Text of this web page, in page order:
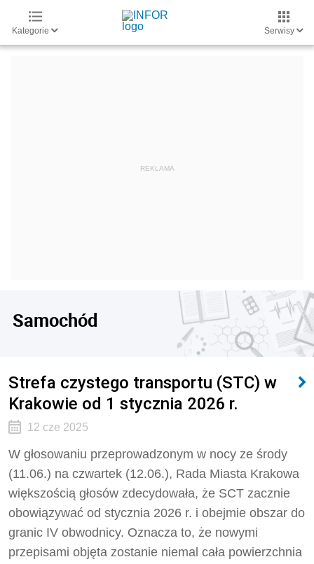
Kategorie Serwisy
Samochód
Strefa czystego transportu (STC) w
Krakowie od 1 stycznia 2026 r.
12 cze 2025
W głosowaniu przeprowadzonym w nocy ze środy
(11.06.) na czwartek (12.06.), Rada Miasta Krakowa
większością głosów zdecydowała, że SCT zacznie
obowiązywać od stycznia 2026 r. i obejmie obszar do
granic IV obwodnicy. Oznacza to, że nowymi
przepisami objęta zostanie niemal cała powierzchnia